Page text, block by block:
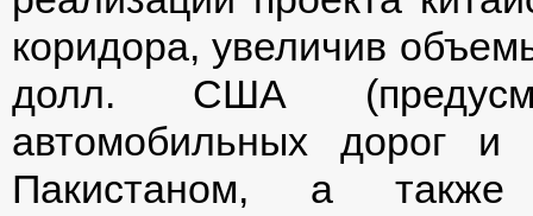
коридора, увеличив
долл. США
автомобильных дорог
Пакистаном, а